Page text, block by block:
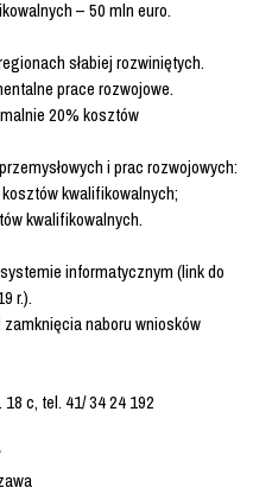
– 50 mln euro.
słabiej rozwiniętych.
prace rozwojowe.
20% kosztów
i prac rozwojowych:
kwalifikowalnych;
kwalifikowalnych.
informatycznym (link do
r.).
naboru wniosków
c, tel. 41/ 34 24 192